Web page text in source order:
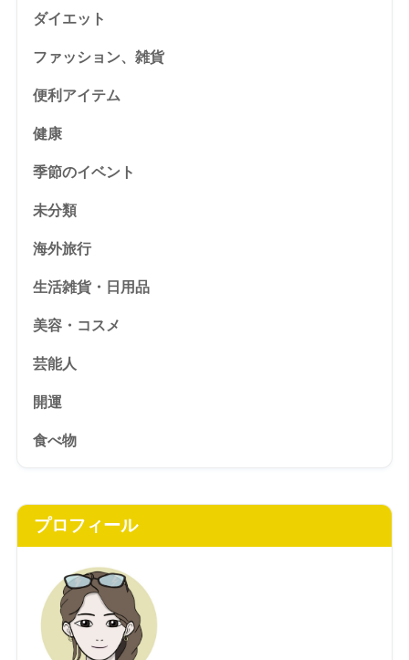
ダイエット
ファッション、雑貨
便利アイテム
健康
季節のイベント
未分類
海外旅行
生活雑貨・日用品
美容・コスメ
芸能人
開運
食べ物
プロフィール